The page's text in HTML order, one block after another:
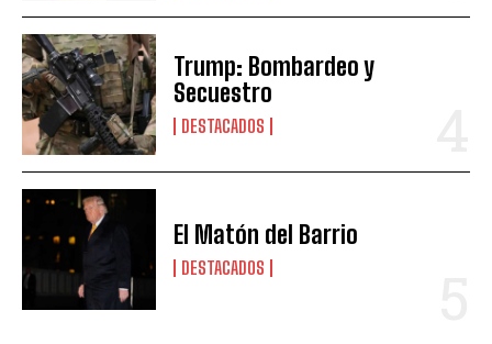
Trump: Bombardeo y
Secuestro
DESTACADOS
El Matón del Barrio
DESTACADOS